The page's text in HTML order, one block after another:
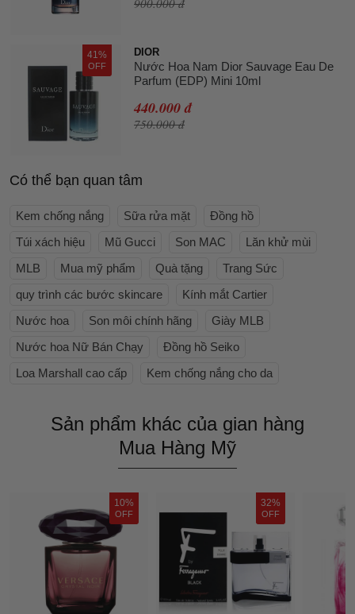
900.000 đ
41%
OFF
DIOR
Nước Hoa Nam Dior Sauvage Eau De
Parfum (EDP) Mini 10ml
440.000 đ
750.000 đ
Có thể bạn quan tâm
Kem chống nắng Sữa rửa mặt
Đồng hồ
Túi xách hiệu
Mũ Gucci Son MAC
Lăn khử mùi
MLB
Mua mỹ phẩm Quà tặng
Trang Sức
quy trình các bước skincare
Kính mắt Cartier
Nước hoa
Son môi chính hãng
Giày MLB
Nước hoa Nữ Bán Chạy
Đồng hồ Seiko
Loa Marshall cao cấp
Kem chống nắng cho da
Sản phẩm khác của gian hàng
Mua Hàng Mỹ
10%
OFF
32%
OFF